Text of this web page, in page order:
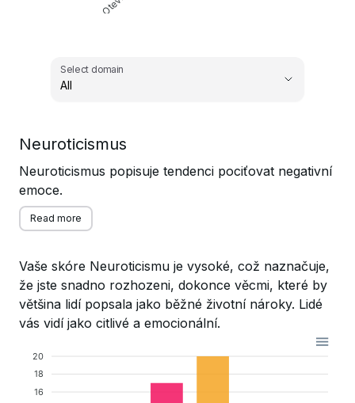
Select domain
All
Neuroticismus
Neuroticismus popisuje tendenci pociťovat negativní
emoce.
Read more
Vaše skóre Neuroticismu je vysoké, což naznačuje,
že jste snadno rozhozeni, dokonce věcmi, které by
většina lidí popsala jako běžné životní nároky. Lidé
vás vidí jako citlivé a emocionální.
20
18
16